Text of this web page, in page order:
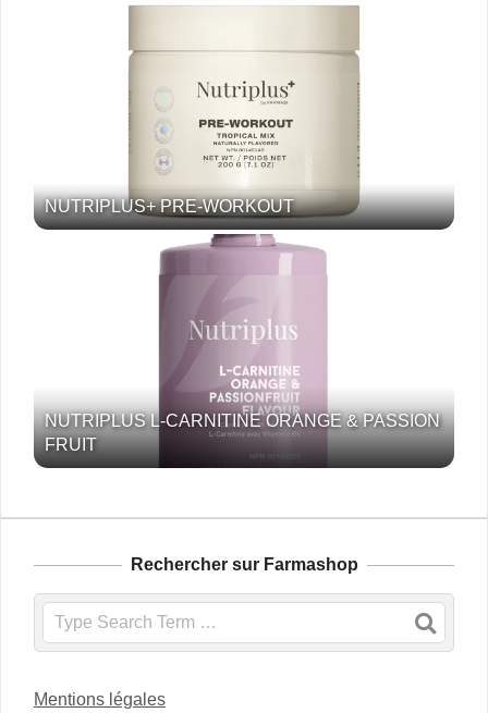
NUTRIPLUS+ PRE-WORKOUT
NUTRIPLUS L-CARNITINE ORANGE & PASSION
FRUIT
Rechercher sur Farmashop
Search
Mentions légales